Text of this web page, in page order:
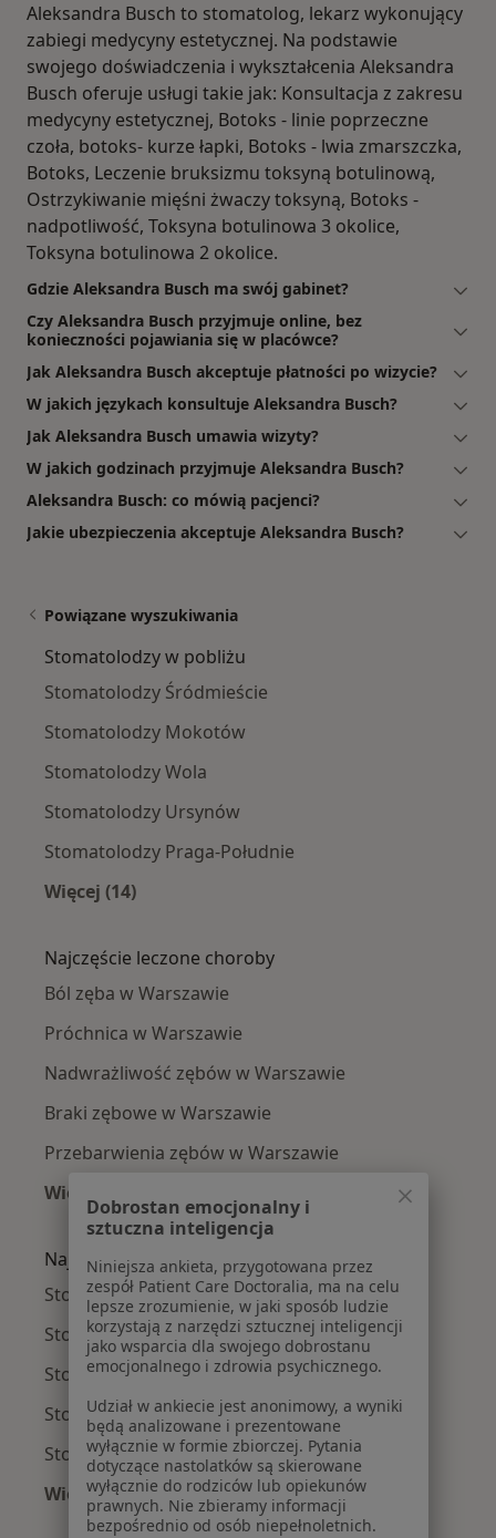
Aleksandra Busch to stomatolog, lekarz wykonujący
zabiegi medycyny estetycznej. Na podstawie
swojego doświadczenia i wykształcenia Aleksandra
Busch oferuje usługi takie jak: Konsultacja z zakresu
medycyny estetycznej, Botoks - linie poprzeczne
czoła, botoks- kurze łapki, Botoks - lwia zmarszczka,
Botoks, Leczenie bruksizmu toksyną botulinową,
Ostrzykiwanie mięśni żwaczy toksyną, Botoks -
nadpotliwość, Toksyna botulinowa 3 okolice,
Toksyna botulinowa 2 okolice.
Gdzie Aleksandra Busch ma swój gabinet?
Czy Aleksandra Busch przyjmuje online, bez
konieczności pojawiania się w placówce?
Jak Aleksandra Busch akceptuje płatności po wizycie?
W jakich językach konsultuje Aleksandra Busch?
Jak Aleksandra Busch umawia wizyty?
W jakich godzinach przyjmuje Aleksandra Busch?
Aleksandra Busch: co mówią pacjenci?
Jakie ubezpieczenia akceptuje Aleksandra Busch?
Powiązane wyszukiwania
Stomatolodzy w pobliżu
Stomatolodzy Śródmieście
Stomatolodzy Mokotów
Stomatolodzy Wola
Stomatolodzy Ursynów
Stomatolodzy Praga-Południe
Więcej (14)
Najczęście leczone choroby
Ból zęba w Warszawie
Próchnica w Warszawie
Nadwrażliwość zębów w Warszawie
Braki zębowe w Warszawie
Przebarwienia zębów w Warszawie
Więcej (15)
Więcej w kategorii: Najczęście leczone
Najpopularniejsze ubezpieczenia
Stomatolodzy z Medicover w Warszawie
Stomatolodzy z Allianz w Warszawie
Stomatolodzy z INTER Polska w Warszawie
Stomatolodzy z Signal Iduna w Warszawie
Stomatolodzy z Compensa w Warszawie
Więcej (9)
Więcej w kategorii: Najpopularniejsze
Dobrostan emocjonalny i
sztuczna inteligencja
Niniejsza ankieta, przygotowana przez
zespół Patient Care Doctoralia, ma na celu
lepsze zrozumienie, w jaki sposób ludzie
korzystają z narzędzi sztucznej inteligencji
jako wsparcia dla swojego dobrostanu
emocjonalnego i zdrowia psychicznego.
Udział w ankiecie jest anonimowy, a wyniki
będą analizowane i prezentowane
wyłącznie w formie zbiorczej. Pytania
dotyczące nastolatków są skierowane
wyłącznie do rodziców lub opiekunów
prawnych. Nie zbieramy informacji
bezpośrednio od osób niepełnoletnich.